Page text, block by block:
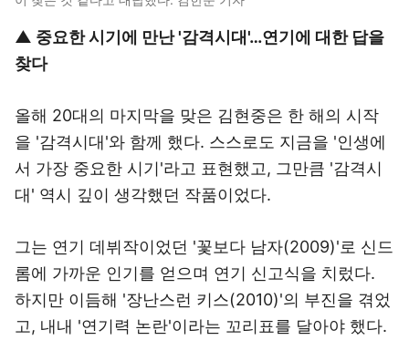
▲ 중요한 시기에 만난 '감격시대'…연기에 대한 답을
찾다
올해 20대의 마지막을 맞은 김현중은 한 해의 시작
을 '감격시대'와 함께 했다. 스스로도 지금을 '인생에
서 가장 중요한 시기'라고 표현했고, 그만큼 '감격시
대' 역시 깊이 생각했던 작품이었다.
그는 연기 데뷔작이었던 '꽃보다 남자(2009)'로 신드
롬에 가까운 인기를 얻으며 연기 신고식을 치렀다.
하지만 이듬해 '장난스런 키스(2010)'의 부진을 겪었
고, 내내 '연기력 논란'이라는 꼬리표를 달아야 했다.